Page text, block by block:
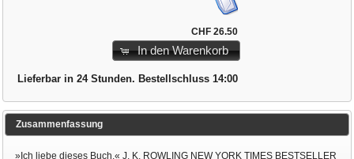
CHF 26.50
In den Warenkorb
Lieferbar in 24 Stunden. Bestellschluss 14:00
Zusammenfassung
»Ich liebe dieses Buch.« J. K. ROWLING NEW YORK TIMES BESTSELLER